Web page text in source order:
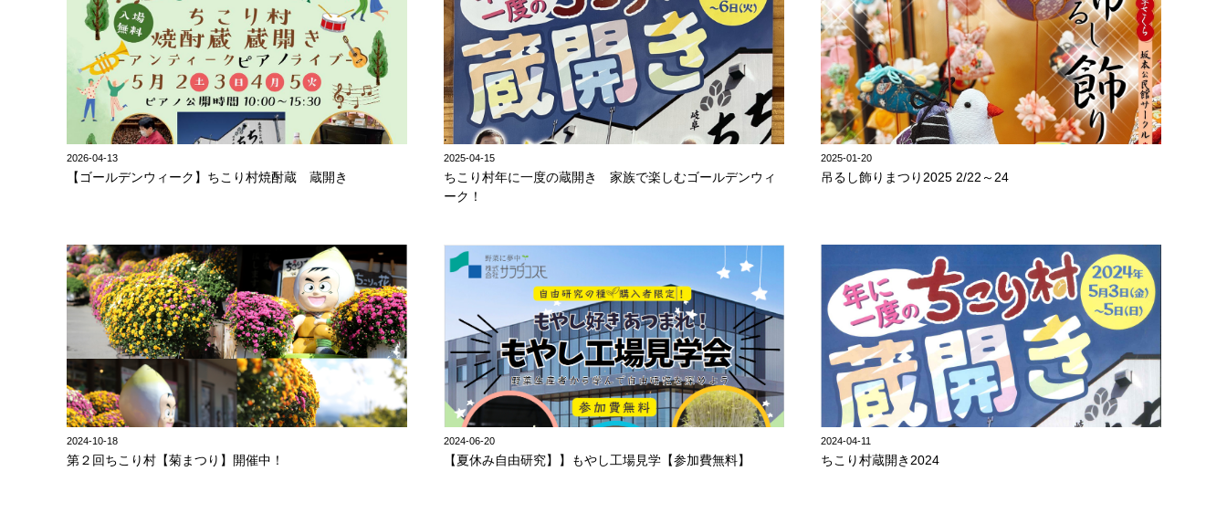
2026-04-13
【ゴールデンウィーク】ちこり村焼酎蔵 蔵開き
2025-04-15
ちこり村年に一度の蔵開き 家族で楽しむゴールデンウィ
ーク！
2025-01-20
吊るし飾りまつり2025 2/22～24
2024-10-18
第２回ちこり村【菊まつり】開催中！
2024-06-20
【夏休み自由研究】】もやし工場見学【参加費無料】
2024-04-11
ちこり村蔵開き2024